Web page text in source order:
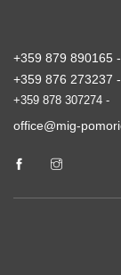
+359 879 890165 -
+359 876 273237 -
+359 878 307274 -
office@mig-